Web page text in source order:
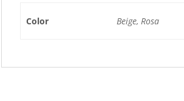
Color Beige, Rosa